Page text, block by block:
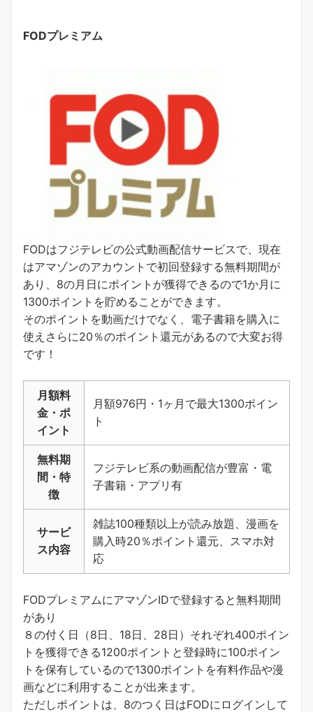
FODプレミアム
FODはフジテレビの公式動画配信サービスで、現在
はアマゾンのアカウントで初回登録する無料期間が
あり、8の月日にポイントが獲得できるので1か月に
1300ポイントを貯めることができます。
そのポイントを動画だけでなく、電子書籍を購入に
使えさらに20％のポイント還元があるので大変お得
です！
月額料
金・ポ
イント
月額976円・1ヶ月で最大1300ポイン
ト
無料期
間・特
徴
フジテレビ系の動画配信が豊富・電
子書籍・アプリ有
サービ
ス内容
雑誌100種類以上が読み放題、漫画を
購入時20％ポイント還元、スマホ対
応
FODプレミアムにアマゾンIDで登録すると無料期間
があり
８の付く日（8日、18日、28日）それぞれ400ポイン
トを獲得できる1200ポイントと登録時に100ポイン
トを保有しているので1300ポイントを有料作品や漫
画などに利用することが出来ます。
ただしポイントは、8のつく日はFODにログインして